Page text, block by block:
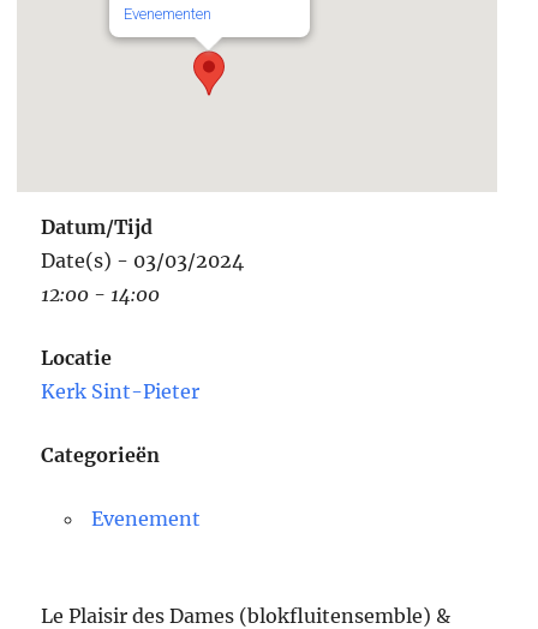
Evenementen
Datum/Tijd
Date(s) - 03/03/2024
12:00 - 14:00
Locatie
Kerk Sint-Pieter
Categorieën
Evenement
Le Plaisir des Dames (blokfluitensemble) &